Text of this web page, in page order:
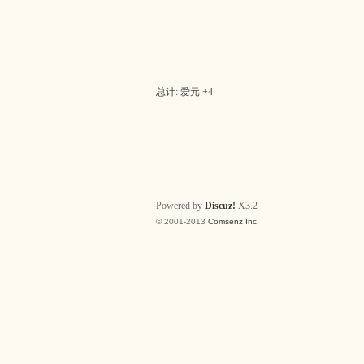
声
总计: 爱元 +4
Powered by Discuz! X3.2
© 2001-2013 Comsenz Inc.